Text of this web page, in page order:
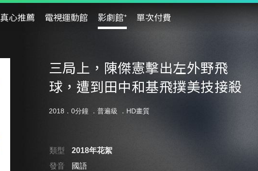
真心推薦 電視運動館 影劇館⁺ 單次付費
三局上，陳傑憲擊出左外野飛
球，遭到田中和基飛撲美技接殺
2018．0分鐘 ． 普遍級 ．HD畫質
類型
2018年花絮
發音
國語